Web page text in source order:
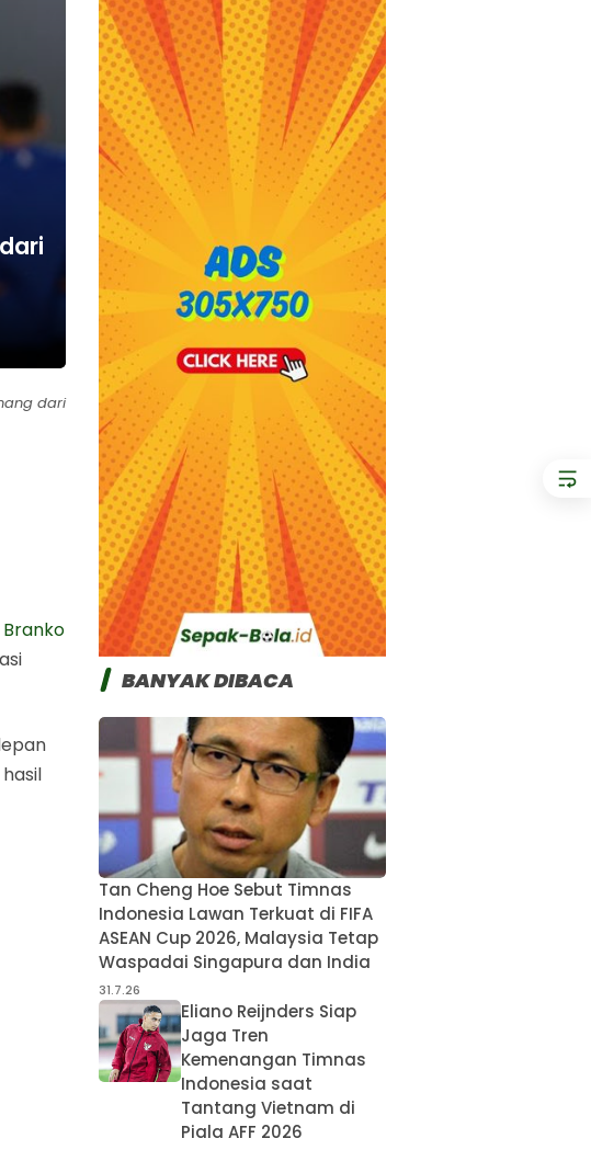
dari
Branko
BANYAK DIBACA
Tan Cheng Hoe Sebut Timnas
Indonesia Lawan Terkuat di FIFA
ASEAN Cup 2026, Malaysia Tetap
Waspadai Singapura dan India
31.7.26
Eliano Reijnders Siap
Jaga Tren
Kemenangan Timnas
Indonesia saat
Tantang Vietnam di
Piala AFF 2026